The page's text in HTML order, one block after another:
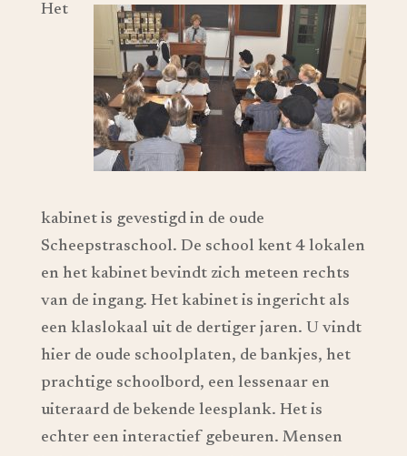
Het
kabinet is gevestigd in de oude
Scheepstraschool. De school kent 4 lokalen
en het kabinet bevindt zich meteen rechts
van de ingang. Het kabinet is ingericht als
een klaslokaal uit de dertiger jaren. U vindt
hier de oude schoolplaten, de bankjes, het
prachtige schoolbord, een lessenaar en
uiteraard de bekende leesplank. Het is
echter een interactief gebeuren. Mensen